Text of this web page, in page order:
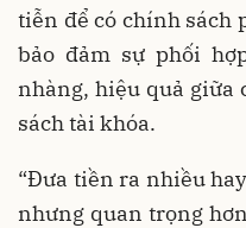
tiễn để có chính sách
bảo đảm sự phối
nhàng, hiệu quả giữa
sách tài khóa.
“Đưa tiền ra nhiều
nhưng quan trọng